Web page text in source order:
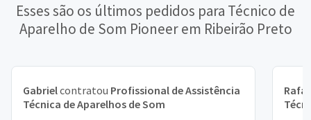
Esses são os últimos pedidos para Técnico de
Aparelho de Som Pioneer em Ribeirão Preto
Gabrielcontratou Profissional de Assistência
Técnica de Aparelhos de Som